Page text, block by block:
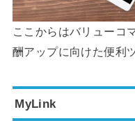
ここからはバリューコ
酬アップに向けた便利
MyLink